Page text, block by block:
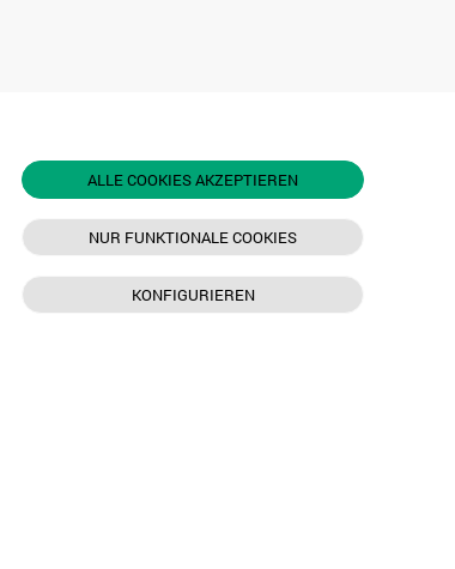
ALLE COOKIES AKZEPTIEREN
NUR FUNKTIONALE COOKIES
KONFIGURIEREN